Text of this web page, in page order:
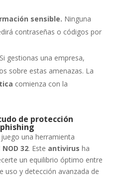
sensible. Ninguna
contraseñas o códigos por
Si gestionas una empresa,
sobre estas amenazas. La
comienza con la
de protección
una herramienta
NOD 32. Este antivirus ha
un equilibrio óptimo entre
uso y detección avanzada de